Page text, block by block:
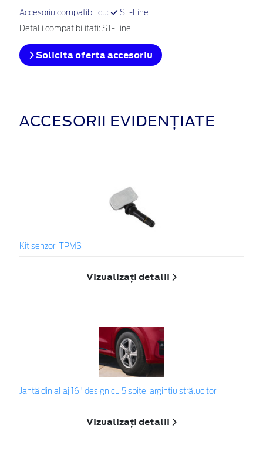
Accesoriu compatibil cu: ST-Line
Detalii compatibilitati: ST-Line
Solicita oferta accesoriu
ACCESORII EVIDENȚIATE
Kit senzori TPMS
Vizualizați detalii
Jantă din aliaj 16" design cu 5 spițe, argintiu strălucitor
Vizualizați detalii